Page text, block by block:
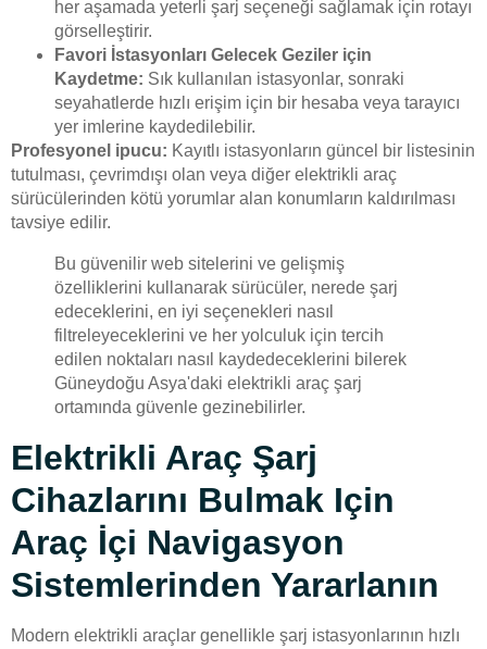
her aşamada yeterli şarj seçeneği sağlamak için rotayı
görselleştirir.
Favori İstasyonları Gelecek Geziler için
Kaydetme: Sık kullanılan istasyonlar, sonraki
seyahatlerde hızlı erişim için bir hesaba veya tarayıcı
yer imlerine kaydedilebilir.
Profesyonel ipucu: Kayıtlı istasyonların güncel bir listesinin
tutulması, çevrimdışı olan veya diğer elektrikli araç
sürücülerinden kötü yorumlar alan konumların kaldırılması
tavsiye edilir.
Bu güvenilir web sitelerini ve gelişmiş
özelliklerini kullanarak sürücüler, nerede şarj
edeceklerini, en iyi seçenekleri nasıl
filtreleyeceklerini ve her yolculuk için tercih
edilen noktaları nasıl kaydedeceklerini bilerek
Güneydoğu Asya'daki elektrikli araç şarj
ortamında güvenle gezinebilirler.
Elektrikli Araç Şarj
Cihazlarını Bulmak Için
Araç İçi Navigasyon
Sistemlerinden Yararlanın
Modern elektrikli araçlar genellikle şarj istasyonlarının hızlı